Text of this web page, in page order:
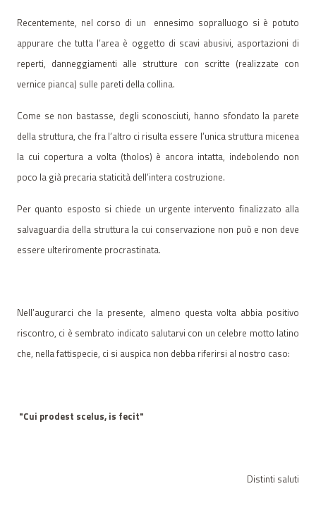
Recentemente, nel corso di un
ennesimo sopralluogo si è potuto
appurare che tutta l’area è oggetto di scavi abusivi, asportazioni di
reperti, danneggiamenti alle strutture con scritte (realizzate con
vernice pianca) sulle pareti della collina.
Come se non bastasse, degli sconosciuti, hanno sfondato la parete
della struttura, che fra l’altro ci risulta essere l’unica struttura micenea
la cui copertura a volta (tholos) è ancora intatta, indebolendo non
poco la già precaria staticità dell’intera costruzione.
Per quanto esposto si chiede un urgente intervento finalizzato alla
salvaguardia della struttura la cui conservazione non può e non deve
essere ulteriromente procrastinata.
Nell’augurarci che la presente, almeno questa volta abbia positivo
riscontro, ci è sembrato indicato salutarvi con un celebre motto latino
che, nella fattispecie, ci si auspica non debba riferirsi al nostro caso:
"Cui prodest scelus, is fecit"
Distinti saluti